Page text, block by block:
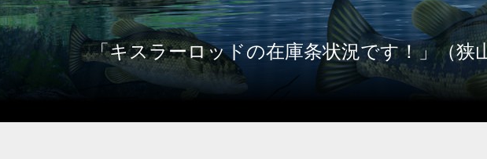
「キスラーロッドの在庫条状況です！」（狭